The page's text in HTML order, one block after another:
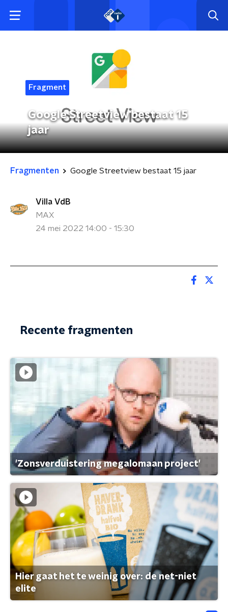
Fragment
Google Streetview bestaat 15
jaar
Fragmenten Google Streetview bestaat 15 jaar
Villa VdB
MAX
24 mei 2022 14:00 - 15:30
Recente fragmenten
'Zonsverduistering megalomaan project'
Hier gaat het te weinig over: de net-niet
elite